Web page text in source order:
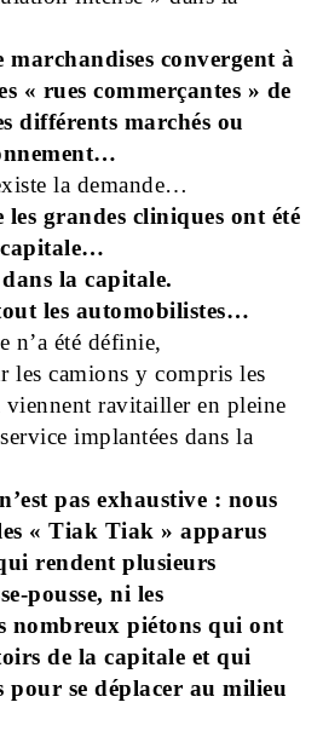
marchandises convergent à
« rues commerçantes » de
différents marchés ou
la demande…
grandes cliniques ont été
capitale…
la capitale.
les automobilistes…
n’a été définie,
les camions y compris les
viennent ravitailler en pleine
implantées dans la
pas exhaustive : nous
« Tiak Tiak » apparus
rendent plusieurs
pousse, ni les
nombreux piétons qui ont
de la capitale et qui
pour se déplacer au milieu